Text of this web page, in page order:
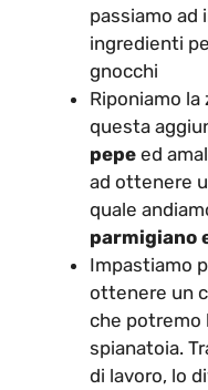
passiamo
ingredienti
gnocchi
Riponiamo
questa
pepe ed
ad ottenere
quale
parmigiano
Impastiamo
ottenere un
che potremo
spianatoia.
di lavoro, lo